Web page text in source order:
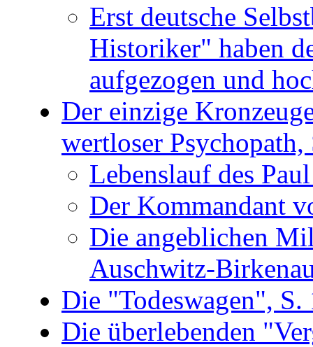
Erst deutsche
Historiker" haben
aufgezogen und
Der einzige
wertloser Psychopath,
Lebenslauf des
Der Kommandant
Die angeblichen
Auschwitz-
Die "Todeswagen", S.
Die überlebenden